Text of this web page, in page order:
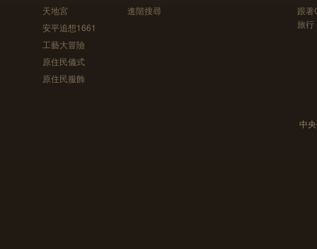
天地宮
安平追想1661
工藝大冒險
原住民儀式
原住民服飾
進階搜尋
跟
旅行
中